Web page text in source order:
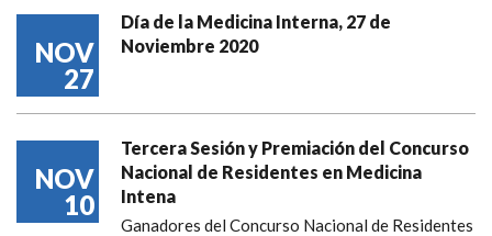
NOV
27
Día de la Medicina Interna, 27 de
Noviembre 2020
NOV
10
Tercera Sesión y Premiación del Concurso
Nacional de Residentes en Medicina
Intena
Ganadores del Concurso Nacional de Residentes